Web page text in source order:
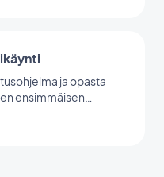
ja opasta
ensimmäisen